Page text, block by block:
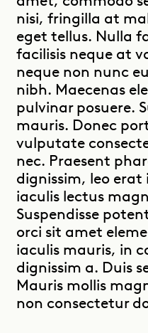
nisi, fringilla at
eget tellus. Nulla
facilisis neque at
neque non nunc
nibh. Maecenas
pulvinar posuere.
mauris. Donec
vulputate
nec. Praesent
dignissim, leo
iaculis lectus
Suspendisse
orci sit amet
iaculis mauris, in
dignissim a. Duis
Mauris mollis
non consectetur